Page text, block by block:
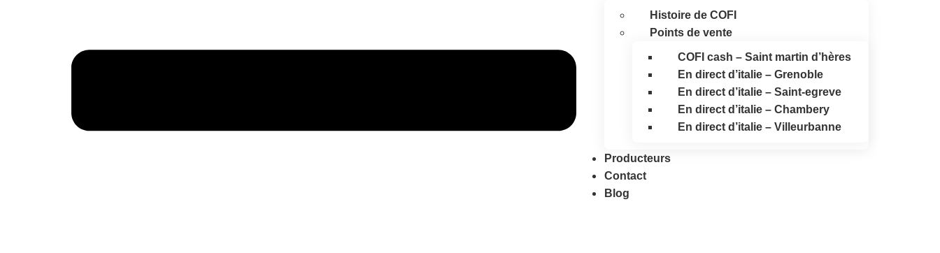
Histoire de COFI
Points de vente
COFI cash – Saint martin d’hères
En direct d’italie – Grenoble
En direct d’italie – Saint-egreve
En direct d’italie – Chambery
En direct d’italie – Villeurbanne
Producteurs
Contact
Blog